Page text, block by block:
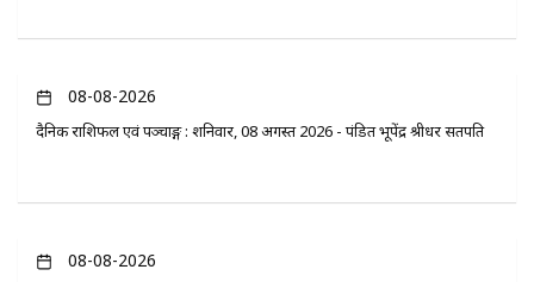
08-08-2026
दैनिक राशिफल एवं पञ्चाङ्ग : शनिवार, 08 अगस्त 2026 - पंडित भूपेंद्र श्रीधर सतपति
08-08-2026